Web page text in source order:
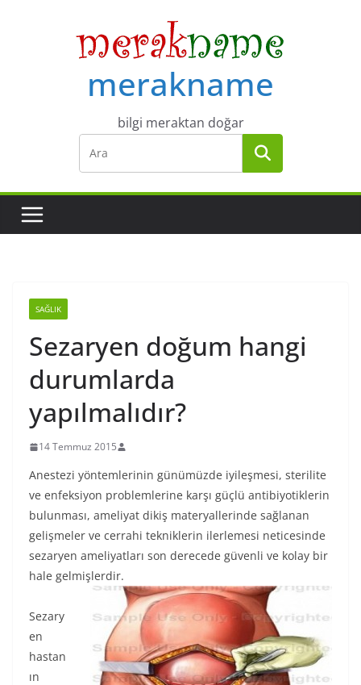
merakname
bilgi meraktan doğar
SAĞLIK
Sezaryen doğum hangi
durumlarda
yapılmalıdır?
14 Temmuz 2015
Anestezi yöntemlerinin günümüzde iyileşmesi, sterilite
ve enfeksiyon problemlerine karşı güçlü antibiyotiklerin
bulunması, ameliyat dikiş materyallerinde sağlanan
gelişmeler ve cerrahi tekniklerin ilerlemesi neticesinde
sezaryen ameliyatları son derecede güvenli ve kolay bir
hale gelmişlerdir.
Sezary
en
hastan
ın